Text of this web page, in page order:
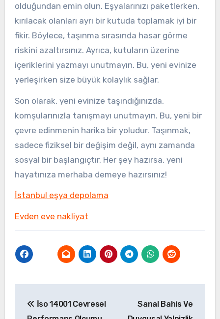
olduğundan emin olun. Eşyalarınızı paketlerken,
kırılacak olanları ayrı bir kutuda toplamak iyi bir
fikir. Böylece, taşınma sırasında hasar görme
riskini azaltırsınız. Ayrıca, kutuların üzerine
içeriklerini yazmayı unutmayın. Bu, yeni evinize
yerleşirken size büyük kolaylık sağlar.
Son olarak, yeni evinize taşındığınızda,
komşularınızla tanışmayı unutmayın. Bu, yeni bir
çevre edinmenin harika bir yoludur. Taşınmak,
sadece fiziksel bir değişim değil, aynı zamanda
sosyal bir başlangıçtır. Her şey hazırsa, yeni
hayatınıza merhaba demeye hazırsınız!
İstanbul eşya depolama
Evden eve nakliyat
gezinmesi
İso 14001 Cevresel
Sanal Bahis Ve